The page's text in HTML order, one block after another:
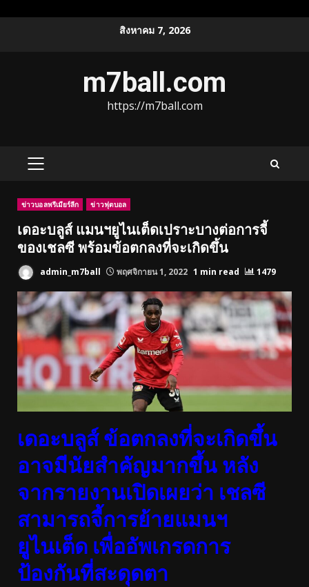
สิงหาคม 7, 2026
m7ball.com
https://m7ball.com
PRIMARY
ข่าวบอลพรีเมียร์ลีก ข่าวฟุตบอล
เดอะบลูส์ แมนฯยูไนเต็ดเปราะบางต่อการจี้
ของเชลซี พร้อมข้อตกลงที่จะเกิดขึ้น
admin_m7ball พฤศจิกายน 1, 2022 1 min read 1479
เดอะบลูส์ ข้อตกลงที่จะเกิดขึ้น
อาจมีนัยสำคัญมากขึ้น หลัง
จากรายงานเปิดเผยว่า เชลซี
สามารถจี้การย้ายแมนฯ
ยูไนเต็ด เพื่ออัพเกรดการ
ป้องกันที่สะดุดตา